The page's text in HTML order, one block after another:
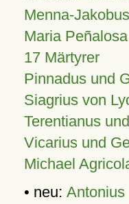
Menna-Jakobus
Maria Peñalosa
17 Märtyrer
Pinnadus und
Siagrius von
Terentianus
Vicarius und
Michael
• neu: Antonius